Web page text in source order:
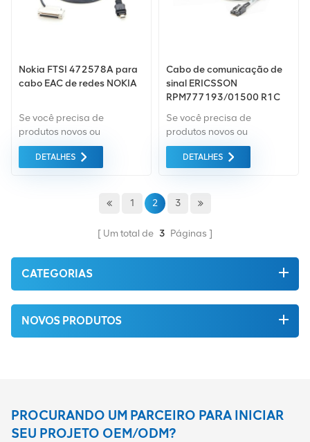
Nokia FTSI 472578A para
cabo EAC de redes NOKIA
Se você precisa de
produtos novos ou
renovados, a garantia
abrangente é padrão.
fornecido ao melhor preço
DETALHES
Cabo de comunicação de
sinal ERICSSON
RPM777193/01500 R1C
Se você precisa de
produtos novos ou
renovados, a garantia
abrangente é padrão.
verde da mais alta
fornecido ao melhor preço
possível.
DETALHES
1 2 3
Um total de 3 Páginas
CATEGORIAS
NOVOS PRODUTOS
PROCURANDO UM PARCEIRO PARA INICIAR
SEU PROJETO OEM/ODM?